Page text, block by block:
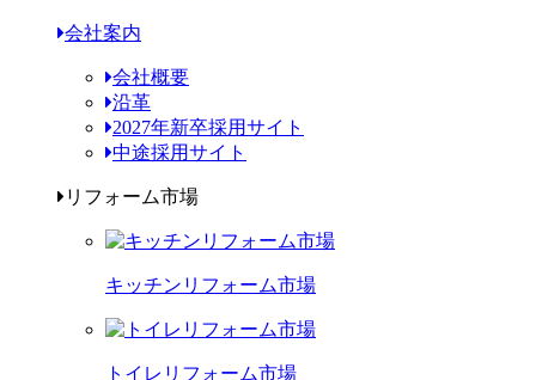
会社案内
会社概要
沿革
2027年新卒採用サイト
中途採用サイト
リフォーム市場
キッチンリフォーム市場
トイレリフォーム市場